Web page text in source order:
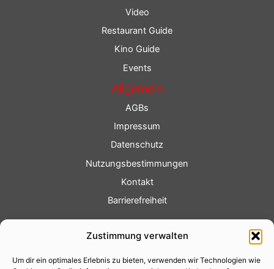
Zustimmung verwalten
Um dir ein optimales Erlebnis zu bieten, verwenden wir Technologien wie
Video
Restaurant Guide
Kino Guide
Events
Allgemein
AGBs
Impressum
Datenschutz
Nutzungsbestimmungen
Kontakt
Barrierefreiheit
Fotoservice
Videoservice